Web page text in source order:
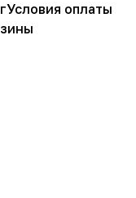
Условия оплаты